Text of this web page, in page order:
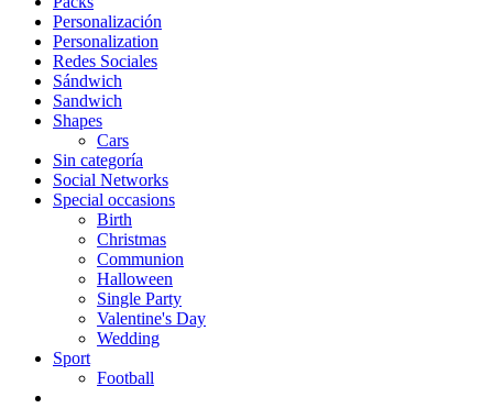
Personalización
Personalization
Redes Sociales
Sándwich
Sandwich
Shapes
Cars
Sin categoría
Social Networks
Special occasions
Birth
Christmas
Communion
Halloween
Single Party
Valentine's Day
Wedding
Sport
Football